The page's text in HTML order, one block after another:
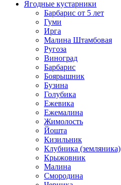
Ягодные кустарники
Барбарис от 5 лет
Гуми
Ирга
Малина Штамбовая
Ругоза
Виноград
Барбарис
Боярышник
Бузина
Голубика
Ежевика
Ежемалина
Жимолость
Йошта
Кизильник
Клубника (земляника)
Крыжовник
Малина
Смородина